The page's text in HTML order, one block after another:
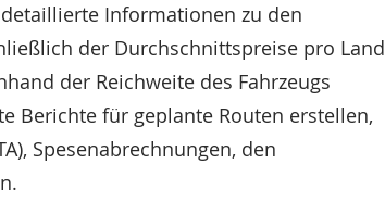
Informationen zu den
der Durchschnittspreise pro Land
der Reichweite des Fahrzeugs
Berichte für geplante Routen erstellen,
Spesenabrechnungen, den